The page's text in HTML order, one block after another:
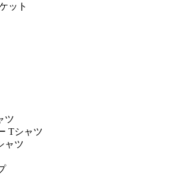
ット
ツ
Tシャツ
ャツ